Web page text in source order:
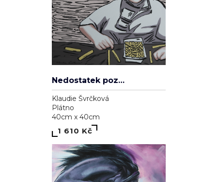
Nedostatek pozornosti
Klaudie Švrčková
Plátno
40cm x 40cm
1 610 Kč